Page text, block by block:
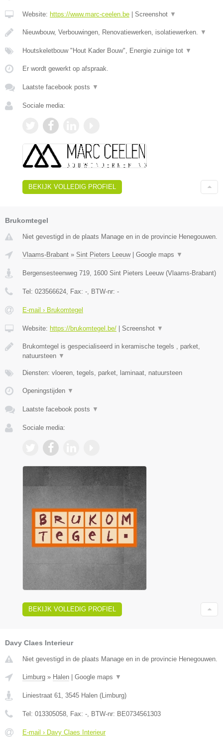
Website: https://www.marc-ceelen.be Screenshot ▼
Nieuwbouw, Verbouwingen, Renovatiewerken, isolatiewerken. ▼
Houtskeletbouw "Hout Kader Bouw", Energie zuinige tot ▼
Er wordt gewerkt op afspraak.
Laatste facebook posts ▼
Sociale media:
BEKIJK VOLLEDIG PROFIEL
Brukomtegel
Niet gevestigd in de plaats Manage en in de provincie Henegouwen.
Vlaams-Brabant » Sint Pieters Leeuw| Google maps ▼
Bergensesteenweg 719, 1600 Sint Pieters Leeuw(Vlaams-Brabant)
Tel: 023566624, Fax: -, BTW-nr: -
E-mail › Brukomtegel
Website: https://brukomtegel.be/ Screenshot ▼
Brukomtegel is gespecialiseerd in keramische tegels , parket,
natuursteen ▼
Diensten: vloeren, tegels, parket, laminaat, natuursteen
Openingstijden ▼
Laatste facebook posts ▼
Sociale media:
BEKIJK VOLLEDIG PROFIEL
Davy Claes Interieur
Niet gevestigd in de plaats Manage en in de provincie Henegouwen.
Limburg » Halen Google maps ▼
Liniestraat 61, 3545 Halen (Limburg)
Tel: 013305058, Fax: -, BTW-nr: BE0734561303
E-mail › Davy Claes Interieur